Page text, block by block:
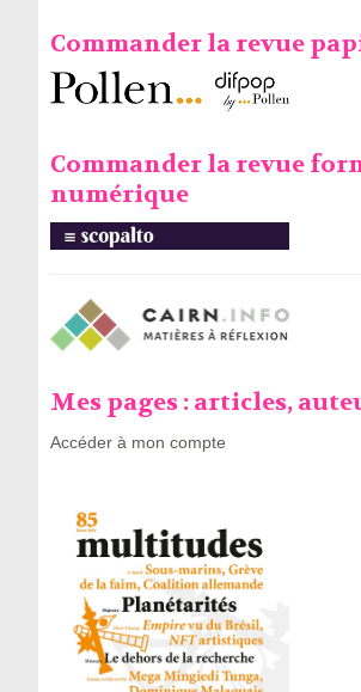
Commander la revue
Commander la revue
numérique
Mes pages : articles,
Accéder à mon compte